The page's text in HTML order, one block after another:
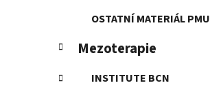
OSTATNÍ MATERIÁL PMU
Mezoterapie
INSTITUTE BCN